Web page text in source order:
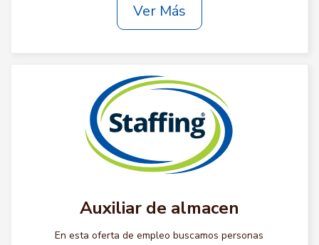
Ver Más
Auxiliar de almacen
En esta oferta de empleo buscamos personas